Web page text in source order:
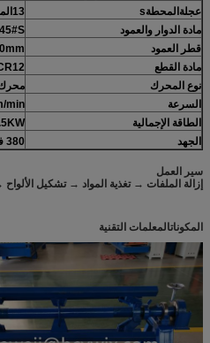
عجلةالمحطةs
13المحطات
مادة الدوار والعمود
45#S
قطر العمود
مادة القطع
نوع المحرك
السرعة
min
الطاقة الإجمالية
KW
الجهد
380 فولت 50 هرتز
سير العمل
إزالة الملفات → تغذية المواد → تشكيل
المكوناتالمعلمات التقنية